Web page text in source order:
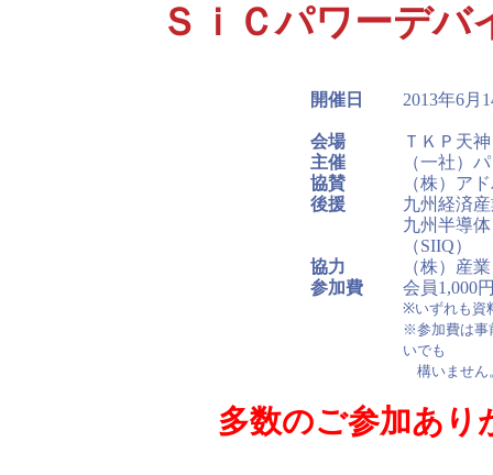
ＳｉＣパワーデバ
開催日
2013年6月
会場
ＴＫＰ天
主催
（一社）
協賛
（株）ア
後援
九州経済
九州半導
（SIIQ）
協力
（株）産
参加費
会員1,000
※いずれも資
※参加費は事
いでも
構いません
多数のご参加あり